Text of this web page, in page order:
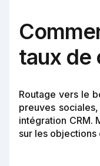
taux de
Routage vers le
preuves
intégration CRM.
sur les objections